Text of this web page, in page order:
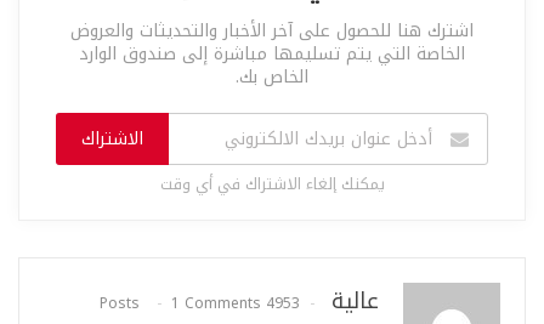
اشترك هنا للحصول على آخر الأخبار والتحديثات والعروض
الخاصة التي يتم تسليمها مباشرة إلى صندوق الوارد
الخاص بك.
الاشتراك
يمكنك إلغاء الاشتراك في أي وقت
عالية 4953 Posts
1 Comments